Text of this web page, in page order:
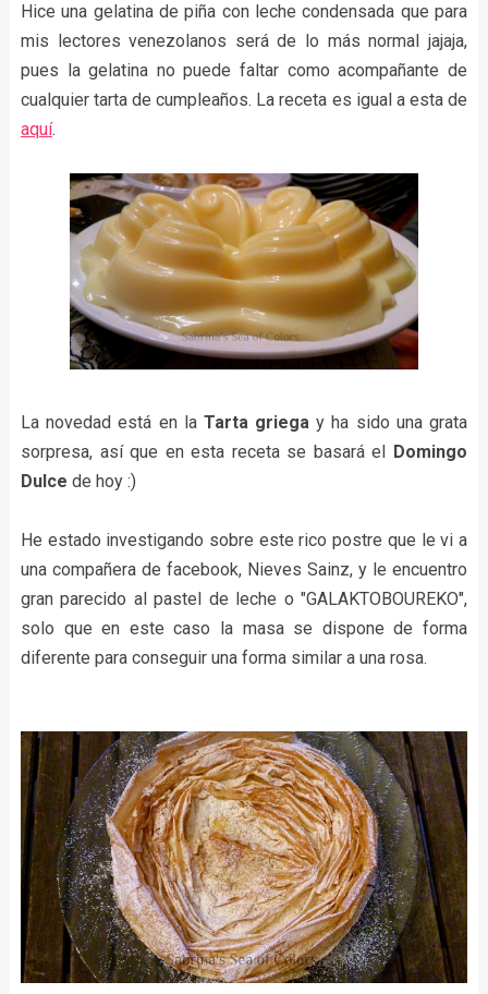
Hice una gelatina de piña con leche condensada que para
mis lectores venezolanos será de lo más normal jajaja,
pues la gelatina no puede faltar como acompañante de
cualquier tarta de cumpleaños. La receta es igual a esta de
aquí.
La novedad está en la Tarta griega y ha sido una grata
sorpresa, así que en esta receta se basará el
Domingo
Dulce de hoy :)
He estado investigando sobre este rico postre que le vi a
una compañera de facebook, Nieves Sainz, y le encuentro
gran parecido al pastel de leche o "GALAKTOBOUREKO",
solo que en este caso la masa se dispone de forma
diferente para conseguir una forma similar a una rosa.